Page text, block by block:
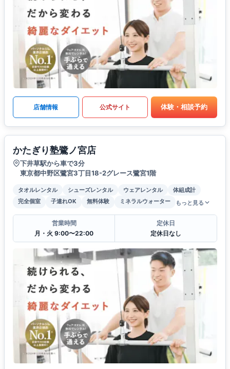
店舗情報 公式サイト 体験・相談予約
かたぎり塾鷺ノ宮店
下井草駅から車で3分
東京都中野区鷺宮3丁目18-2グレース鷺宮1階
タオルレンタル シューズレンタル ウェアレンタル
体組成計
完全個室
子連れOK 無料体験 ミネラルウォーター もっと見る
営業時間
月・火 9:00〜22:00
定休日
定休日なし